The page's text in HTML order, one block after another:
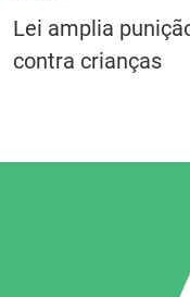
Lei amplia
contra crianças